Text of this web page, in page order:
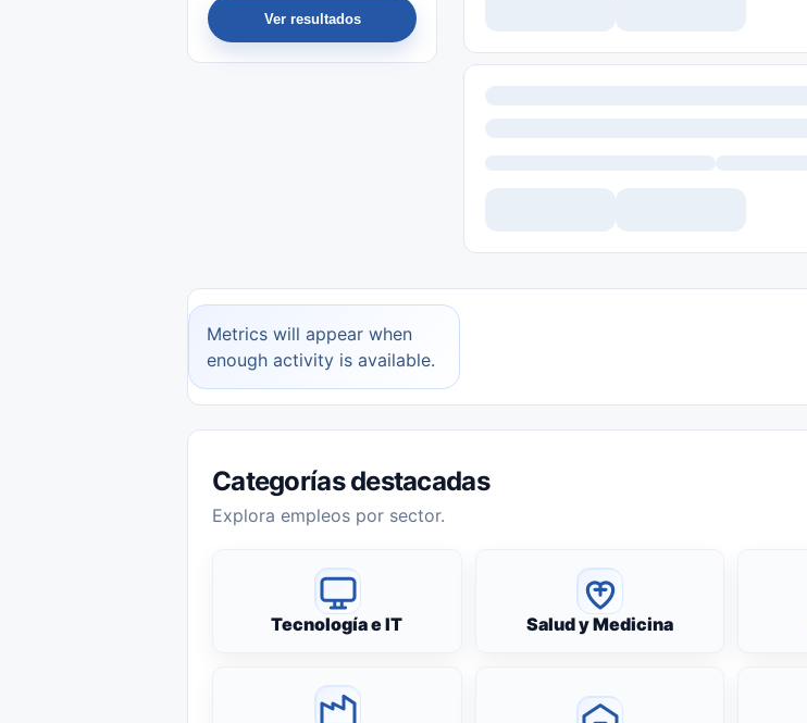
Ver resultados
Metrics will appear when
enough activity is available.
Categorías destacadas
Explora empleos por sector.
Tecnología e IT Salud y Medicina